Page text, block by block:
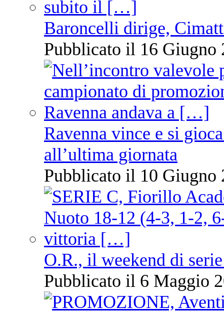
Baroncelli dirige,
Pubblicato il 16 Giugno
Ravenna vince e si
all’ultima giornata
Pubblicato il 10 Giugno
O.R., il weekend di
Pubblicato il 6 Maggio